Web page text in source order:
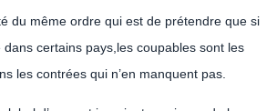
du même ordre qui est de prétendre que si
dans certains pays,les coupables sont les
les contrées qui n’en manquent pas.